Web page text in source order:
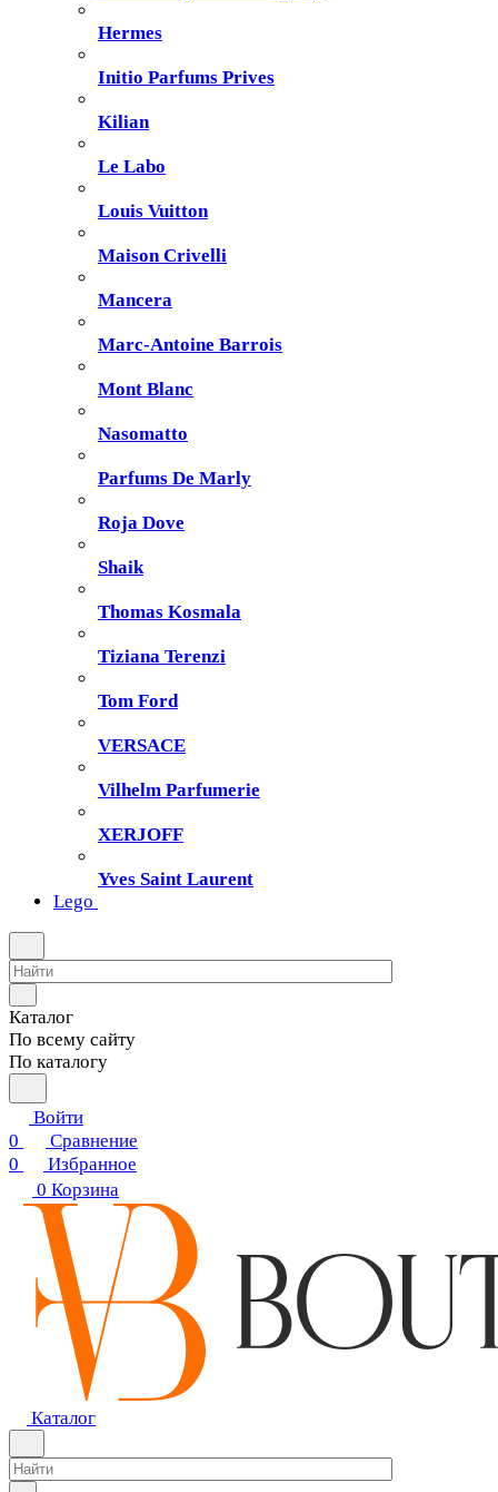
Hermes
Initio Parfums Prives
Kilian
Le Labo
Louis Vuitton
Maison Crivelli
Mancera
Marc-Antoine Barrois
Mont Blanc
Nasomatto
Parfums De Marly
Roja Dove
Shaik
Thomas Kosmala
Tiziana Terenzi
Tom Ford
VERSACE
Vilhelm Parfumerie
XERJOFF
Yves Saint Laurent
Lego
Каталог
По всему сайту
По каталогу
Войти
0
Сравнение
0
Избранное
0 Корзина
Каталог